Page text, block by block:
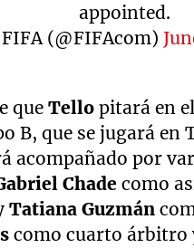
appointed.
(@FIFAcom)
queTello pitará en
B, que se jugará en
acompañado por
Chade como
Tatiana Guzmán
como cuarto